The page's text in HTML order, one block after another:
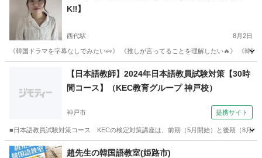
K‼️】
西代駅 8月2日
《韓国ドラマを字幕なしでみたい👀》 《推しが言ってることを理解したい🔥》 《韓
西代駅 韓国語 オンライン
【日本語教師】2024年日本語教員試験対策【30時
間コース】（KEC教育グループ 神戸校）
神戸市 提携サイト
■日本語教員試験対策コース KECの検定対策講座は、前期（5月開始）と後期（8月
兵庫 神戸市 その他
趙先生の韓国語教室(姫路市)